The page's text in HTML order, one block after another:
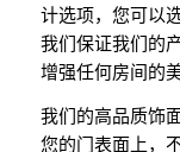
计选项，您可以
我们保证我们的
增强任何房间的美
我们的高品质饰
您的门表面上，